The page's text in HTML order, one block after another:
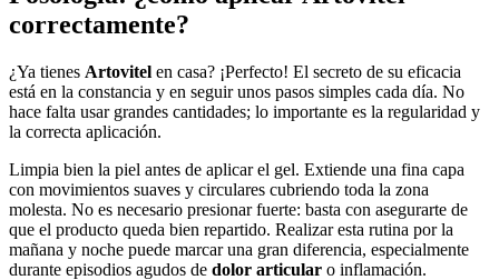
correctamente?
¿Ya tienes Artovitel en casa? ¡Perfecto! El secreto de su eficacia
está en la constancia y en seguir unos pasos simples cada día. No
hace falta usar grandes cantidades; lo importante es la regularidad y
la correcta aplicación.
Limpia bien la piel antes de aplicar el gel. Extiende una fina capa
con movimientos suaves y circulares cubriendo toda la zona
molesta. No es necesario presionar fuerte: basta con asegurarte de
que el producto queda bien repartido. Realizar esta rutina por la
mañana y noche puede marcar una gran diferencia, especialmente
durante episodios agudos de dolor articular o inflamación.